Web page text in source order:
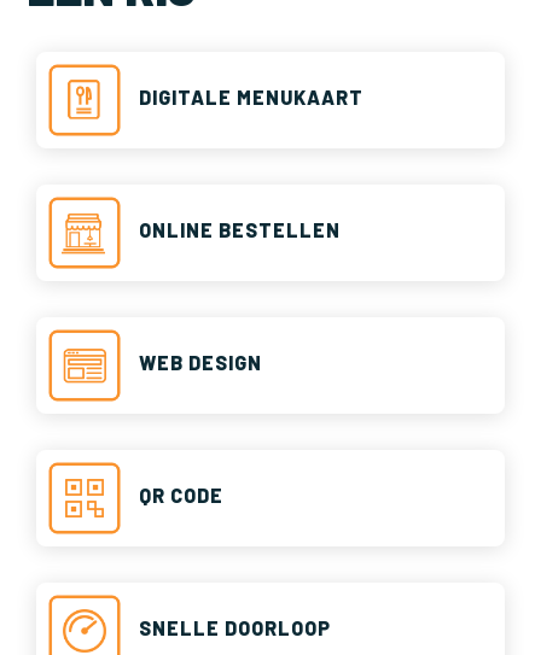
DIGITALE MENUKAART
ONLINE BESTELLEN
WEB DESIGN
QR CODE
SNELLE DOORLOOP